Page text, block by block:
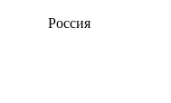
Россия